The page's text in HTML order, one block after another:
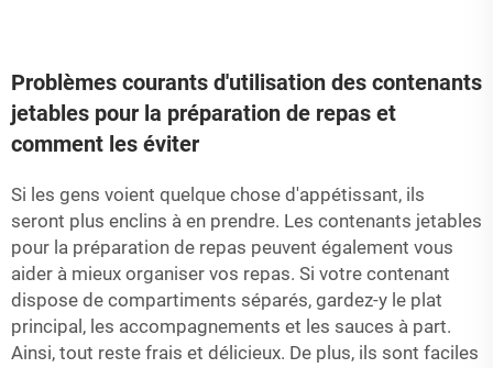
Problèmes courants d'utilisation des contenants
jetables pour la préparation de repas et
comment les éviter
Si les gens voient quelque chose d'appétissant, ils
seront plus enclins à en prendre. Les contenants jetables
pour la préparation de repas peuvent également vous
aider à mieux organiser vos repas. Si votre contenant
dispose de compartiments séparés, gardez-y le plat
principal, les accompagnements et les sauces à part.
Ainsi, tout reste frais et délicieux. De plus, ils sont faciles